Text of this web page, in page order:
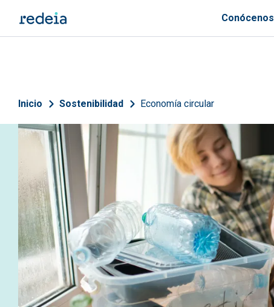
Conócenos
Sobrescribir enlaces de
Inicio Sostenibilidad Economía circular